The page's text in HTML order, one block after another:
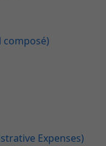
composé)
Expenses)